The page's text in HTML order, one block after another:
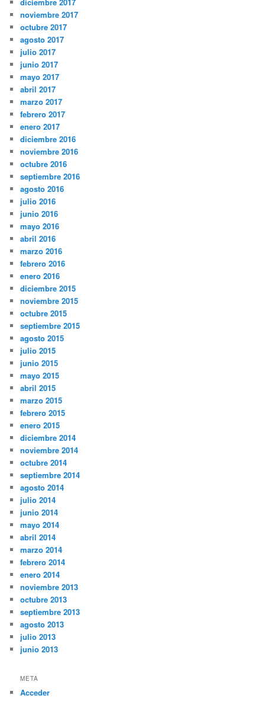
noviembre 2017
octubre 2017
agosto 2017
julio 2017
junio 2017
mayo 2017
abril 2017
marzo 2017
febrero 2017
enero 2017
diciembre 2016
noviembre 2016
octubre 2016
septiembre 2016
agosto 2016
julio 2016
junio 2016
mayo 2016
abril 2016
marzo 2016
febrero 2016
enero 2016
diciembre 2015
noviembre 2015
octubre 2015
septiembre 2015
agosto 2015
julio 2015
junio 2015
mayo 2015
abril 2015
marzo 2015
febrero 2015
enero 2015
diciembre 2014
noviembre 2014
octubre 2014
septiembre 2014
agosto 2014
julio 2014
junio 2014
mayo 2014
abril 2014
marzo 2014
febrero 2014
enero 2014
noviembre 2013
octubre 2013
septiembre 2013
agosto 2013
julio 2013
junio 2013
META
Acceder